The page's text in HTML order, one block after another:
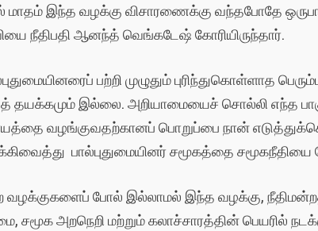
மாதம் இந்த வழக்கு விசாரணைக்கு வந்தபோதே
நீதிபதி ஆனந்த் வெங்கடேஷ் கோரியிருந்தார்.
பற்றி முழுதும்
தயக்கமும் இல்லை. அறியாமையைச் சொல்லி எந்த
வழங்குவதற்கானப் பொறுப்பை நான்
பால்புதுமையினர் சமூகத்தை
வழக்குகளைப் போல் இல்லாமல் இந்த வழக்கு,
சமூக அறநெறி மற்றும் கலாச்சாரத்தின் பெயரில்